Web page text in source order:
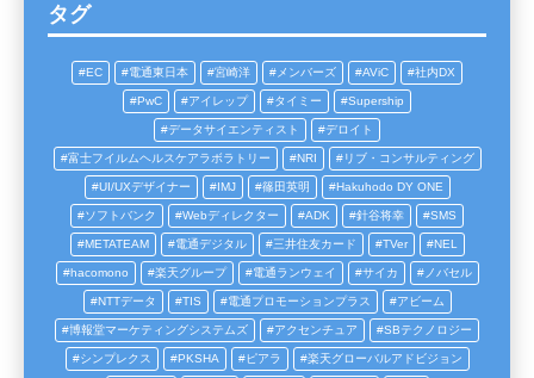
タグ
EC 電通東日本 宮崎洋 メンバーズ AViC 社内DX
PwC アイレップ タイミー Supership
データサイエンティスト デロイト
富士フイルムヘルスケアラボラトリー NRI リブ・コンサルティング
UI/UXデザイナー IMJ 篠田英明 Hakuhodo DY ONE
ソフトバンク Webディレクター ADK 針谷将幸 SMS
METATEAM 電通デジタル 三井住友カード TVer NEL
hacomono 楽天グループ 電通ランウェイ サイカ ノバセル
NTTデータ TIS 電通プロモーションプラス アビーム
博報堂マーケティングシステムズ アクセンチュア SBテクノロジー
シンプレクス PKSHA ピアラ 楽天グローバルアドビジョン